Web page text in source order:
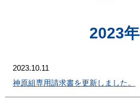
2023年
2023.10.11
神原組専用請求書を更新しました。